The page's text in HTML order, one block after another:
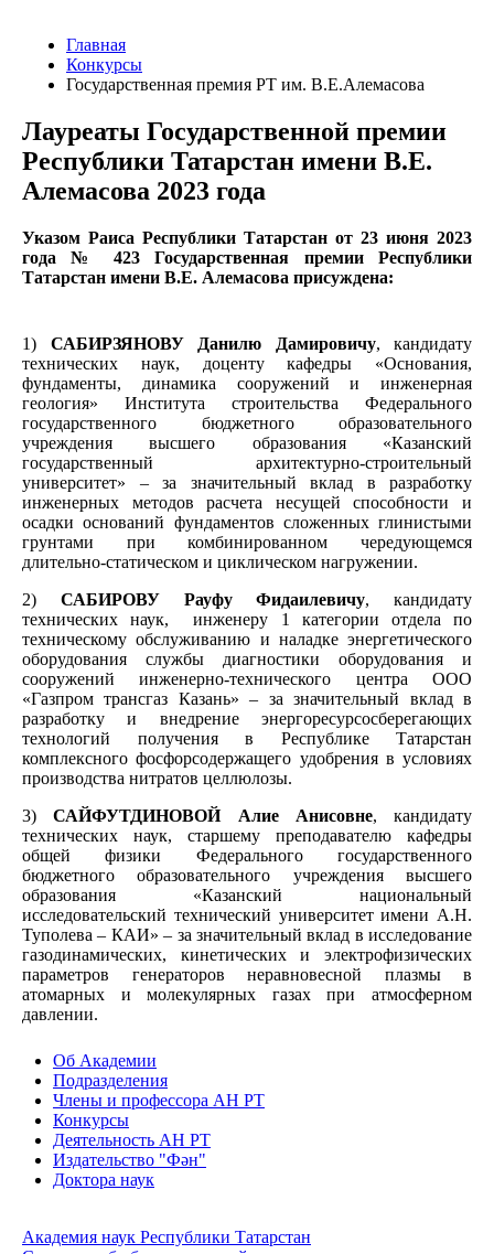
Главная
Конкурсы
Государственная премия РТ им. В.Е.Алемасова
Лауреаты Государственной премии
Республики Татарстан имени В.Е.
Алемасова 2023 года
Указом Раиса Республики Татарстан от 23 июня 2023
года № 423 Государственная премии Республики
Татарстан имени В.Е. Алемасова присуждена:
1) САБИРЗЯНОВУ Данилю Дамировичу, кандидату
технических наук, доценту кафедры «Основания,
фундаменты, динамика сооружений и инженерная
геология» Института строительства Федерального
государственного бюджетного образовательного
учреждения высшего образования«Казанский
государственный архитектурно-строительный
университет» – за значительный вклад в разработку
инженерных методов расчета несущей способности и
осадки оснований фундаментов сложенных глинистыми
грунтами при комбинированном чередующемся
длительно-статическом и циклическом нагружении.
2) САБИРОВУ Рауфу Фидаилевичу, кандидату
технических наук,
инженеру 1 категории отдела по
техническому обслуживанию и наладке энергетического
оборудования службы диагностики оборудования и
сооружений инженерно-технического центра ООО
«Газпром трансгаз Казань» – за значительный вклад в
разработку и внедрение энергоресурсосберегающих
технологий получения в Республике Татарстан
комплексного фосфорсодержащего удобрения в условиях
производства нитратов целлюлозы.
3)САЙФУТДИНОВОЙ Алие Анисовне, кандидату
технических наук, старшему преподавателю кафедры
общей физики Федерального государственного
бюджетного образовательного учреждения высшего
образования «Казанский национальный
исследовательский технический университет имени А.Н.
Туполева – КАИ» – за значительный вклад в исследование
газодинамических, кинетических и электрофизических
параметров генераторов неравновесной плазмы в
атомарных и молекулярных газах при атмосферном
давлении.
Об Академии
Подразделения
Члены и профессора АН РТ
Конкурсы
Деятельность АН РТ
Издательство "Фән"
Доктора наук
Академия наук Республики Татарстан